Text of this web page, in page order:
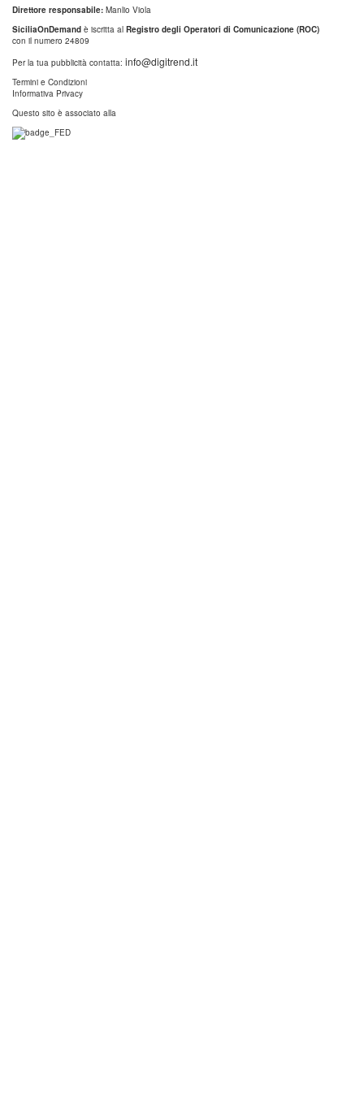
Direttore responsabile: Manlio Viola
SiciliaOnDemand è iscritta al Registro degli Operatori di Comunicazione (ROC)
con il numero 24809
Per la tua pubblicità contatta: info@digitrend.it
Termini e Condizioni
Informativa Privacy
Questo sito è associato alla